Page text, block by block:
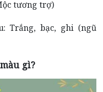
tương trợ)
Trắng, bạc, ghi (ngũ
gì?